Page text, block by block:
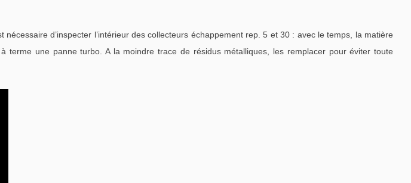
d’inspecter l’intérieur des collecteurs échappement rep. 5 et 30 : avec le temps, la matière
terme une panne turbo. A la moindre trace de résidus métalliques, les remplacer pour éviter toute